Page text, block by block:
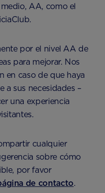
AA, como el
por el nivel AA de
para mejorar. Nos
en caso de que haya
a sus necesidades –
una experiencia
cualquier
sobre cómo
por favor
de contacto.